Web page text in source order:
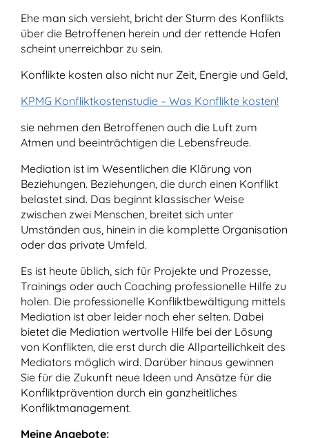
Ehe man sich versieht, bricht der Sturm des Konflikts
über die Betroffenen herein und der rettende Hafen
scheint unerreichbar zu sein.
Konflikte kosten also nicht nur Zeit, Energie und Geld,
KPMG Konfliktkostenstudie – Was Konflikte kosten!
sie nehmen den Betroffenen auch die Luft zum
Atmen und beeinträchtigen die Lebensfreude.
Mediation ist im Wesentlichen die Klärung von
Beziehungen. Beziehungen, die durch einen Konflikt
belastet sind. Das beginnt klassischer Weise
zwischen zwei Menschen, breitet sich unter
Umständen aus, hinein in die komplette Organisation
oder das private Umfeld.
Es ist heute üblich, sich für Projekte und Prozesse,
Trainings oder auch Coaching professionelle Hilfe zu
holen. Die professionelle Konfliktbewältigung mittels
Mediation ist aber leider noch eher selten. Dabei
bietet die Mediation wertvolle Hilfe bei der Lösung
von Konflikten, die erst durch die Allparteilichkeit des
Mediators möglich wird. Darüber hinaus gewinnen
Sie für die Zukunft neue Ideen und Ansätze für die
Konfliktprävention durch ein ganzheitliches
Konfliktmanagement.
Meine Angebote: